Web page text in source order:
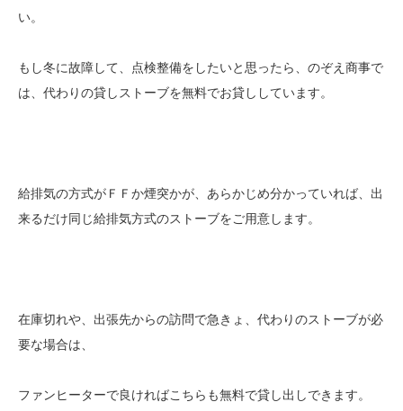
い。
もし冬に故障して、点検整備をしたいと思ったら、のぞえ商事で
は、代わりの貸しストーブを無料でお貸ししています。
給排気の方式がＦＦか煙突かが、あらかじめ分かっていれば、出
来るだけ同じ給排気方式のストーブをご用意します。
在庫切れや、出張先からの訪問で急きょ、代わりのストーブが必
要な場合は、
ファンヒーターで良ければこちらも無料で貸し出しできます。